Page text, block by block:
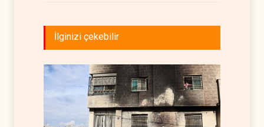
İlginizi çekebilir